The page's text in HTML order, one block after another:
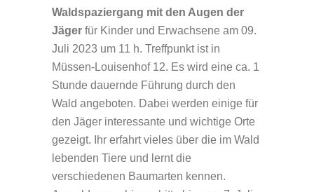
Augen
der
Jäger
Waldspaziergang mit den Augen der
Jäger für Kinder und Erwachsene am 09.
Juli 2023 um 11 h. Treffpunkt ist in
Müssen-Louisenhof 12. Es wird eine ca. 1
Stunde dauernde Führung durch den
Wald angeboten. Dabei werden einige für
den Jäger interessante und wichtige Orte
gezeigt. Ihr erfahrt vieles über die im Wald
lebenden Tiere und lernt die
verschiedenen Baumarten kennen.